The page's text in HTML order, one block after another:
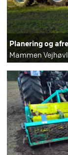
Planering og
Mammen